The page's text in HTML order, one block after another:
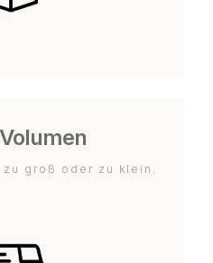
groß oder zu klein.